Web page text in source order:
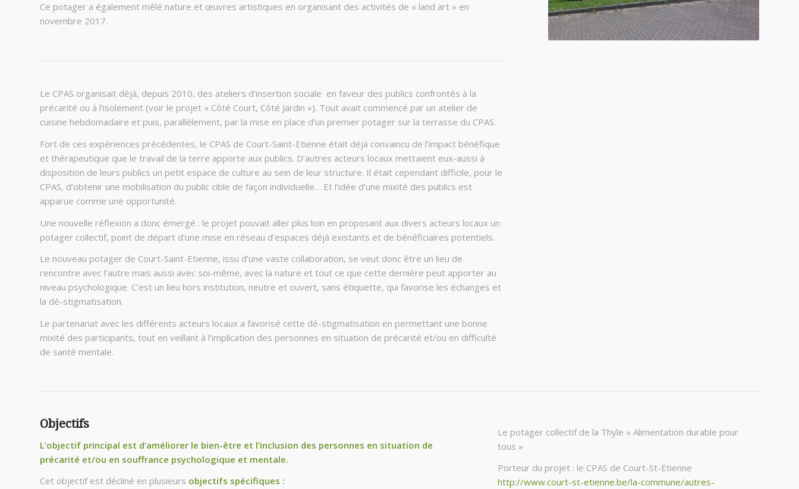
Ce potager a également mêlé nature et œuvres artistiques en organisant des activités de « land art » en
novembre 2017.
Le CPAS organisait déjà, depuis 2010, des ateliers d’insertion sociale en faveur des publics confrontés à la
précarité ou à l’isolement (voir le projet « Côté Court, Côté Jardin »). Tout avait commencé par un atelier de
cuisine hebdomadaire et puis, parallèlement, par la mise en place d’un premier potager sur la terrasse du CPAS.
Fort de ces expériences précédentes, le CPAS de Court-Saint-Etienne était déjà convaincu de l’impact bénéfique
et thérapeutique que le travail de la terre apporte aux publics. D’autres acteurs locaux mettaient eux-aussi à
disposition de leurs publics un petit espace de culture au sein de leur structure. Il était cependant difficile, pour le
CPAS, d’obtenir une mobilisation du public cible de façon individuelle… Et l’idée d’une mixité des publics est
apparue comme une opportunité.
Une nouvelle réflexion a donc émergé : le projet pouvait aller plus loin en proposant aux divers acteurs locaux un
potager collectif, point de départ d’une mise en réseau d’espaces déjà existants et de bénéficiaires potentiels.
Le nouveau potager de Court-Saint-Etienne, issu d’une vaste collaboration, se veut donc être un lieu de
rencontre avec l’autre mais aussi avec soi-même, avec la nature et tout ce que cette dernière peut apporter au
niveau psychologique. C’est un lieu hors institution, neutre et ouvert, sans étiquette, qui favorise les échanges et
la dé-stigmatisation.
Le partenariat avec les différents acteurs locaux a favorisé cette dé-stigmatisation en permettant une bonne
mixité des participants, tout en veillant à l’implication des personnes en situation de précarité et/ou en difficulté
de santé mentale.
Objectifs
L’objectif principal est d’améliorer le bien-être et l’inclusion des personnes en situation de
précarité et/ou en souffrance psychologique et mentale.
Cet objectif est décliné en plusieurs objectifs spécifiques :
Le potager collectif de la Thyle « Alimentation durable pour
tous »
Porteur du projet : le CPAS de Court-St-Etienne
http://www.court-st-etienne.be/la-commune/autres-